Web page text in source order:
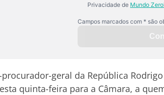
geral da República
quinta-feira para a Câmara, a